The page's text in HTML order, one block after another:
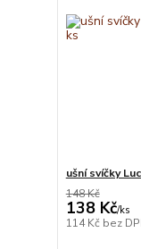
ušní svíčky
148 Kč
138 Kč/ks
114 Kč bez